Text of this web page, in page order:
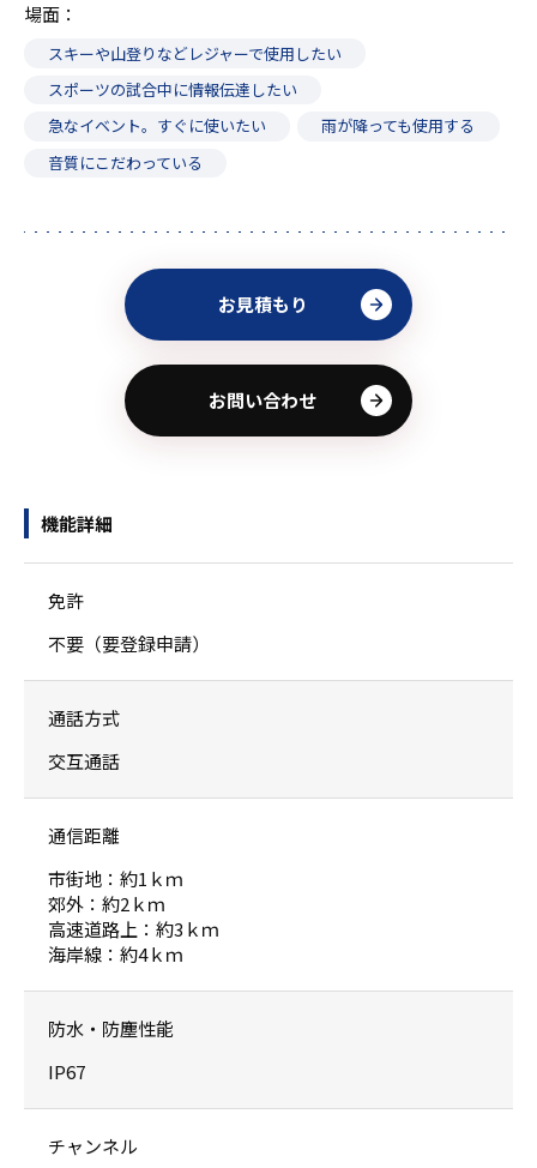
場面
スキーや山登りなどレジャーで使用したい
スポーツの試合中に情報伝達したい
急なイベント。すぐに使いたい
雨が降っても使用する
音質にこだわっている
お見積もり
お問い合わせ
機能詳細
免許
不要（要登録申請）
通話方式
交互通話
通信距離
市街地：約1ｋｍ
郊外：約2ｋｍ
高速道路上：約3ｋｍ
海岸線：約4ｋｍ
防水・防塵性能
IP67
チャンネル